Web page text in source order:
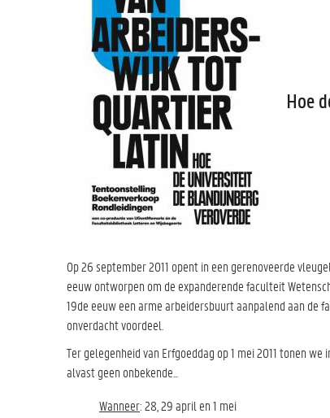
Hoe
Op 26 september 2011 opent in een gerenoveerde
eeuw ontworpen om de expanderende faculteit
19de eeuw een arme arbeidersbuurt aanpalend aan de
onverdacht voordeel.
Ter gelegenheid van Erfgoeddag op 1 mei 2011 tonen
alvast geen onbekende...
Wanneer: 28, 29 april en 1 mei